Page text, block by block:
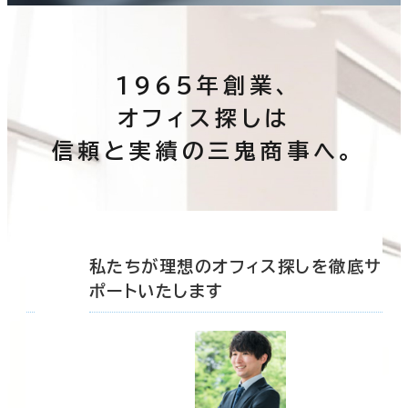
1965年創業、
オフィス探しは
信頼と実績の三鬼商事へ。
私たちが理想のオフィス探しを徹底サ
ポートいたします